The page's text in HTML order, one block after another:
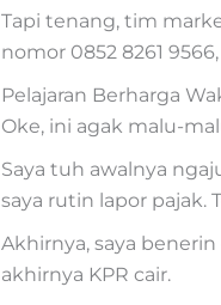
Tapi tenang, tim
nomor 0852 8261
Pelajaran Berharga
Oke, ini agak malu-
Saya tuh awalnya
saya rutin lapor pajak.
Akhirnya, saya
akhirnya KPR cair.